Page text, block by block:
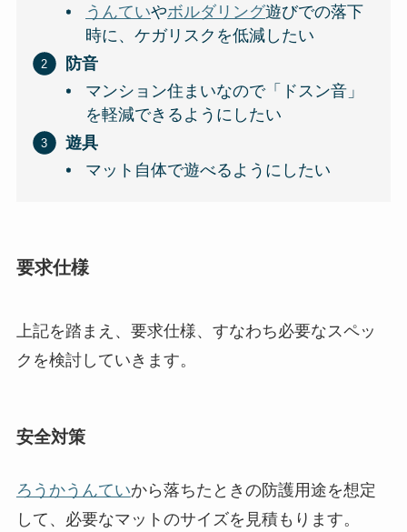
うんていやボルダリング遊びでの落下
時に、ケガリスクを低減したい
防音
マンション住まいなので「ドスン音」
を軽減できるようにしたい
遊具
マット自体で遊べるようにしたい
要求仕様
上記を踏まえ、要求仕様、すなわち必要なスペッ
クを検討していきます。
安全対策
ろうかうんていから落ちたときの防護用途を想定
して、必要なマットのサイズを見積もります。